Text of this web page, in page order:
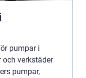
pumpar i
och verkstäder
pumpar,